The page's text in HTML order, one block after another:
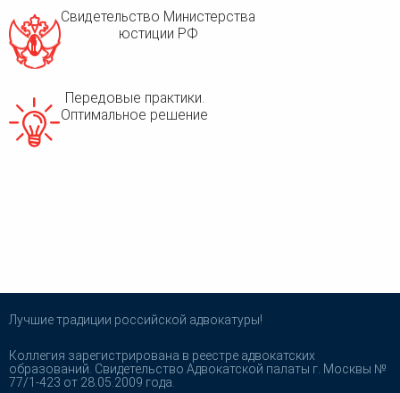
Свидетельство Министерства
юстиции РФ
Передовые практики.
Оптимальное решение
Лучшие традиции российской адвокатуры!
Коллегия зарегистрирована в реестре адвокатских
образований. Свидетельство Адвокатской палаты г. Москвы №
77/1-423 от 28.05.2009 года.